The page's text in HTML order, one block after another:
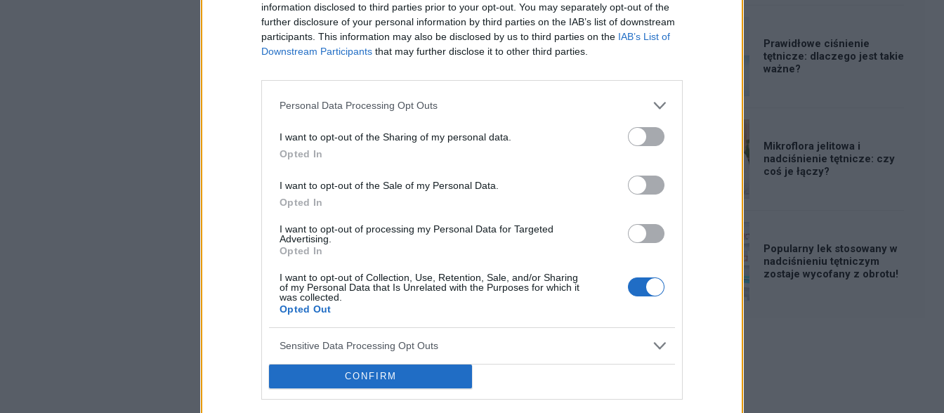
information disclosed to third parties prior to your opt-out. You may separately opt-out of the
further disclosure of your personal information by third parties on the IAB’s list of downstream
participants. This information may also be disclosed by us to third parties on the IAB’s List of
Downstream Participants that may further disclose it to other third parties.
Personal Data Processing Opt Outs
I want to opt-out of the Sharing of my personal data.
Opted In
I want to opt-out of the Sale of my Personal Data.
Opted In
I want to opt-out of processing my Personal Data for Targeted
Advertising.
Opted In
I want to opt-out of Collection, Use, Retention, Sale, and/or Sharing
of my Personal Data that Is Unrelated with the Purposes for which it
was collected.
Opted Out
Sensitive Data Processing Opt Outs
CONFIRM
Prawidłowe ciśnienie
tętnicze: dlaczego jest takie
ważne?
Mikroflora jelitowa i
nadciśnienie tętnicze: czy
coś je łączy?
Popularny lek stosowany w
nadciśnieniu tętniczym
zostaje wycofany z obrotu!